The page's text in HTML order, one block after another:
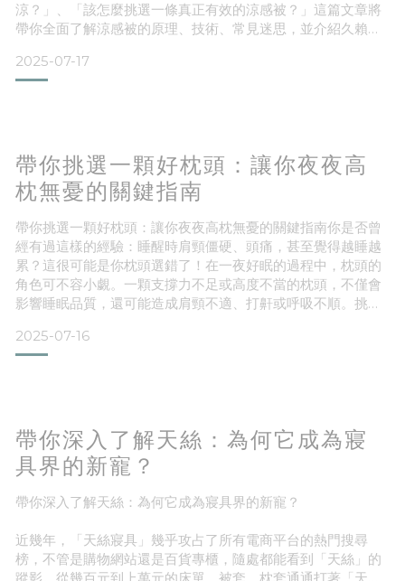
涼？」、「該怎麼挑選一條真正有效的涼感被？」這篇文章將
帶你全面了解涼感被的原理、技術、常見迷思，並介紹久賴
擇。
涼感被的涼是怎麼來的？3大技術原理解密1. Q-MAX瞬間涼感
2025-07-17
帶你挑選一顆好枕頭：讓你夜夜高
枕無憂的關鍵指南
帶你挑選一顆好枕頭：讓你夜夜高枕無憂的關鍵指南你是否曾
經有過這樣的經驗：睡醒時肩頸僵硬、頭痛，甚至覺得越睡越
累？這很可能是你枕頭選錯了！在一夜好眠的過程中，枕頭的
角色可不容小覷。一顆支撐力不足或高度不當的枕頭，不僅會
影響睡眠品質，還可能造成肩頸不適、打鼾或呼吸不順。挑選
從睡姿、枕頭高度與硬度等面向，深入了解「如何挑選一顆好
枕頭」，讓你從今晚開始，真正做到高枕無憂。
2025-07-16
帶你深入了解天絲：為何它成為寢
具界的新寵？
帶你深入了解天絲：為何它成為寢具界的新寵？
近幾年，「天絲寢具」幾乎攻占了所有電商平台的熱門搜尋
榜，不管是購物網站還是百貨專櫃，隨處都能看到「天絲」的